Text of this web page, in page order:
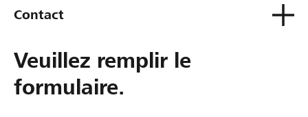
Contact
Veuillez remplir le
formulaire.